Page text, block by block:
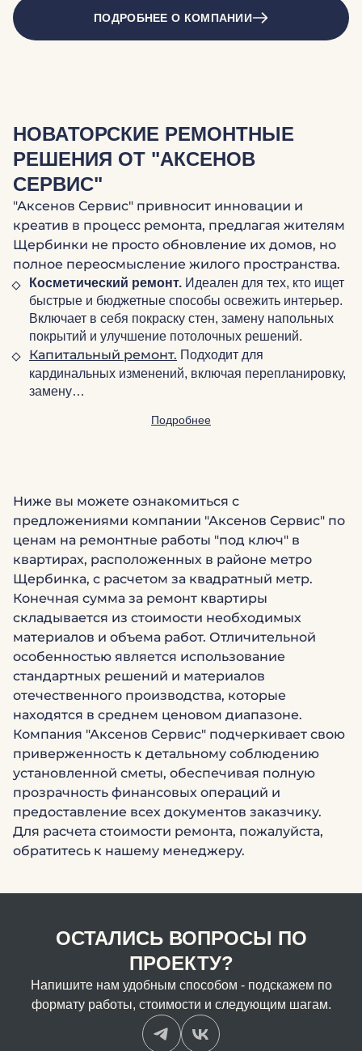
ПОДРОБНЕЕ О КОМПАНИИ
НОВАТОРСКИЕ РЕМОНТНЫЕ
РЕШЕНИЯ ОТ "АКСЕНОВ
СЕРВИС"
"Аксенов Сервис" привносит инновации и
креатив в процесс ремонта, предлагая жителям
Щербинки не просто обновление их домов, но
полное переосмысление жилого пространства.
Косметический ремонт. Идеален для тех, кто ищет
быстрые и бюджетные способы освежить интерьер.
Включает в себя покраску стен, замену напольных
покрытий и улучшение потолочных решений.
Капитальный ремонт. Подходит для
кардинальных изменений, включая перепланировку,
замену…
Подробнее
Ниже вы можете ознакомиться с
предложениями компании "Аксенов Сервис" по
ценам на ремонтные работы "под ключ" в
квартирах, расположенных в районе метро
Щербинка, с расчетом за квадратный метр.
Конечная сумма за ремонт квартиры
складывается из стоимости необходимых
материалов и объема работ. Отличительной
особенностью является использование
стандартных решений и материалов
отечественного производства, которые
находятся в среднем ценовом диапазоне.
Компания "Аксенов Сервис" подчеркивает свою
приверженность к детальному соблюдению
установленной сметы, обеспечивая полную
прозрачность финансовых операций и
предоставление всех документов заказчику.
Для расчета стоимости ремонта, пожалуйста,
обратитесь к нашему менеджеру.
ОСТАЛИСЬ ВОПРОСЫ ПО
ПРОЕКТУ?
Напишите нам удобным способом - подскажем по
формату работы, стоимости и следующим шагам.